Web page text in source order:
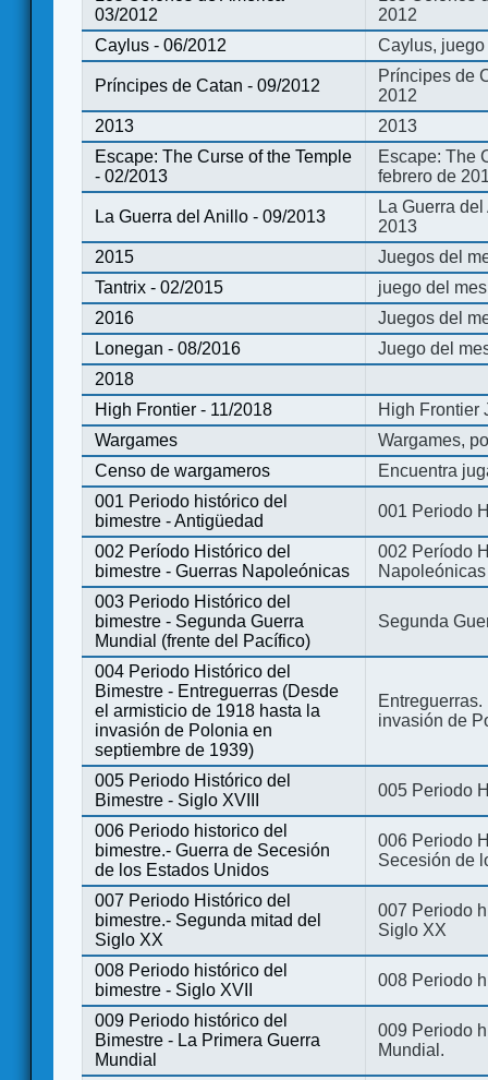
03/2012
2012
Caylus - 06/2012
Caylus,
Príncipes de Catan - 09/2012
Príncipes de
2012
2013
2013
Escape: The Curse of the Temple
- 02/2013
Escape: The
febrero de
La Guerra del Anillo - 09/2013
La Guerra
2013
2015
Juegos del
Tantrix - 02/2015
juego del
2016
Juegos del
Lonegan - 08/2016
Juego del
2018
High Frontier - 11/2018
High Frontier
Wargames
Wargames,
Censo de wargameros
Encuentra
001 Periodo histórico del
bimestre - Antigüedad
001 Periodo
002 Período Histórico del
bimestre - Guerras Napoleónicas
002 Período
Napoleónicas
003 Periodo Histórico del
bimestre - Segunda Guerra
Mundial (frente del Pacífico)
Segunda
004 Periodo Histórico del
Bimestre - Entreguerras (Desde
el armisticio de 1918 hasta la
invasión de Polonia en
septiembre de 1939)
invasión de
005 Periodo Histórico del
Bimestre - Siglo XVIII
005 Periodo
006 Periodo historico del
bimestre.- Guerra de Secesión
de los Estados Unidos
006 Periodo
Secesión de
007 Periodo Histórico del
bimestre.- Segunda mitad del
Siglo XX
007 Periodo
Siglo XX
008 Periodo histórico del
bimestre - Siglo XVII
008 Periodo
009 Periodo histórico del
Bimestre - La Primera Guerra
Mundial
009 Periodo
Mundial.